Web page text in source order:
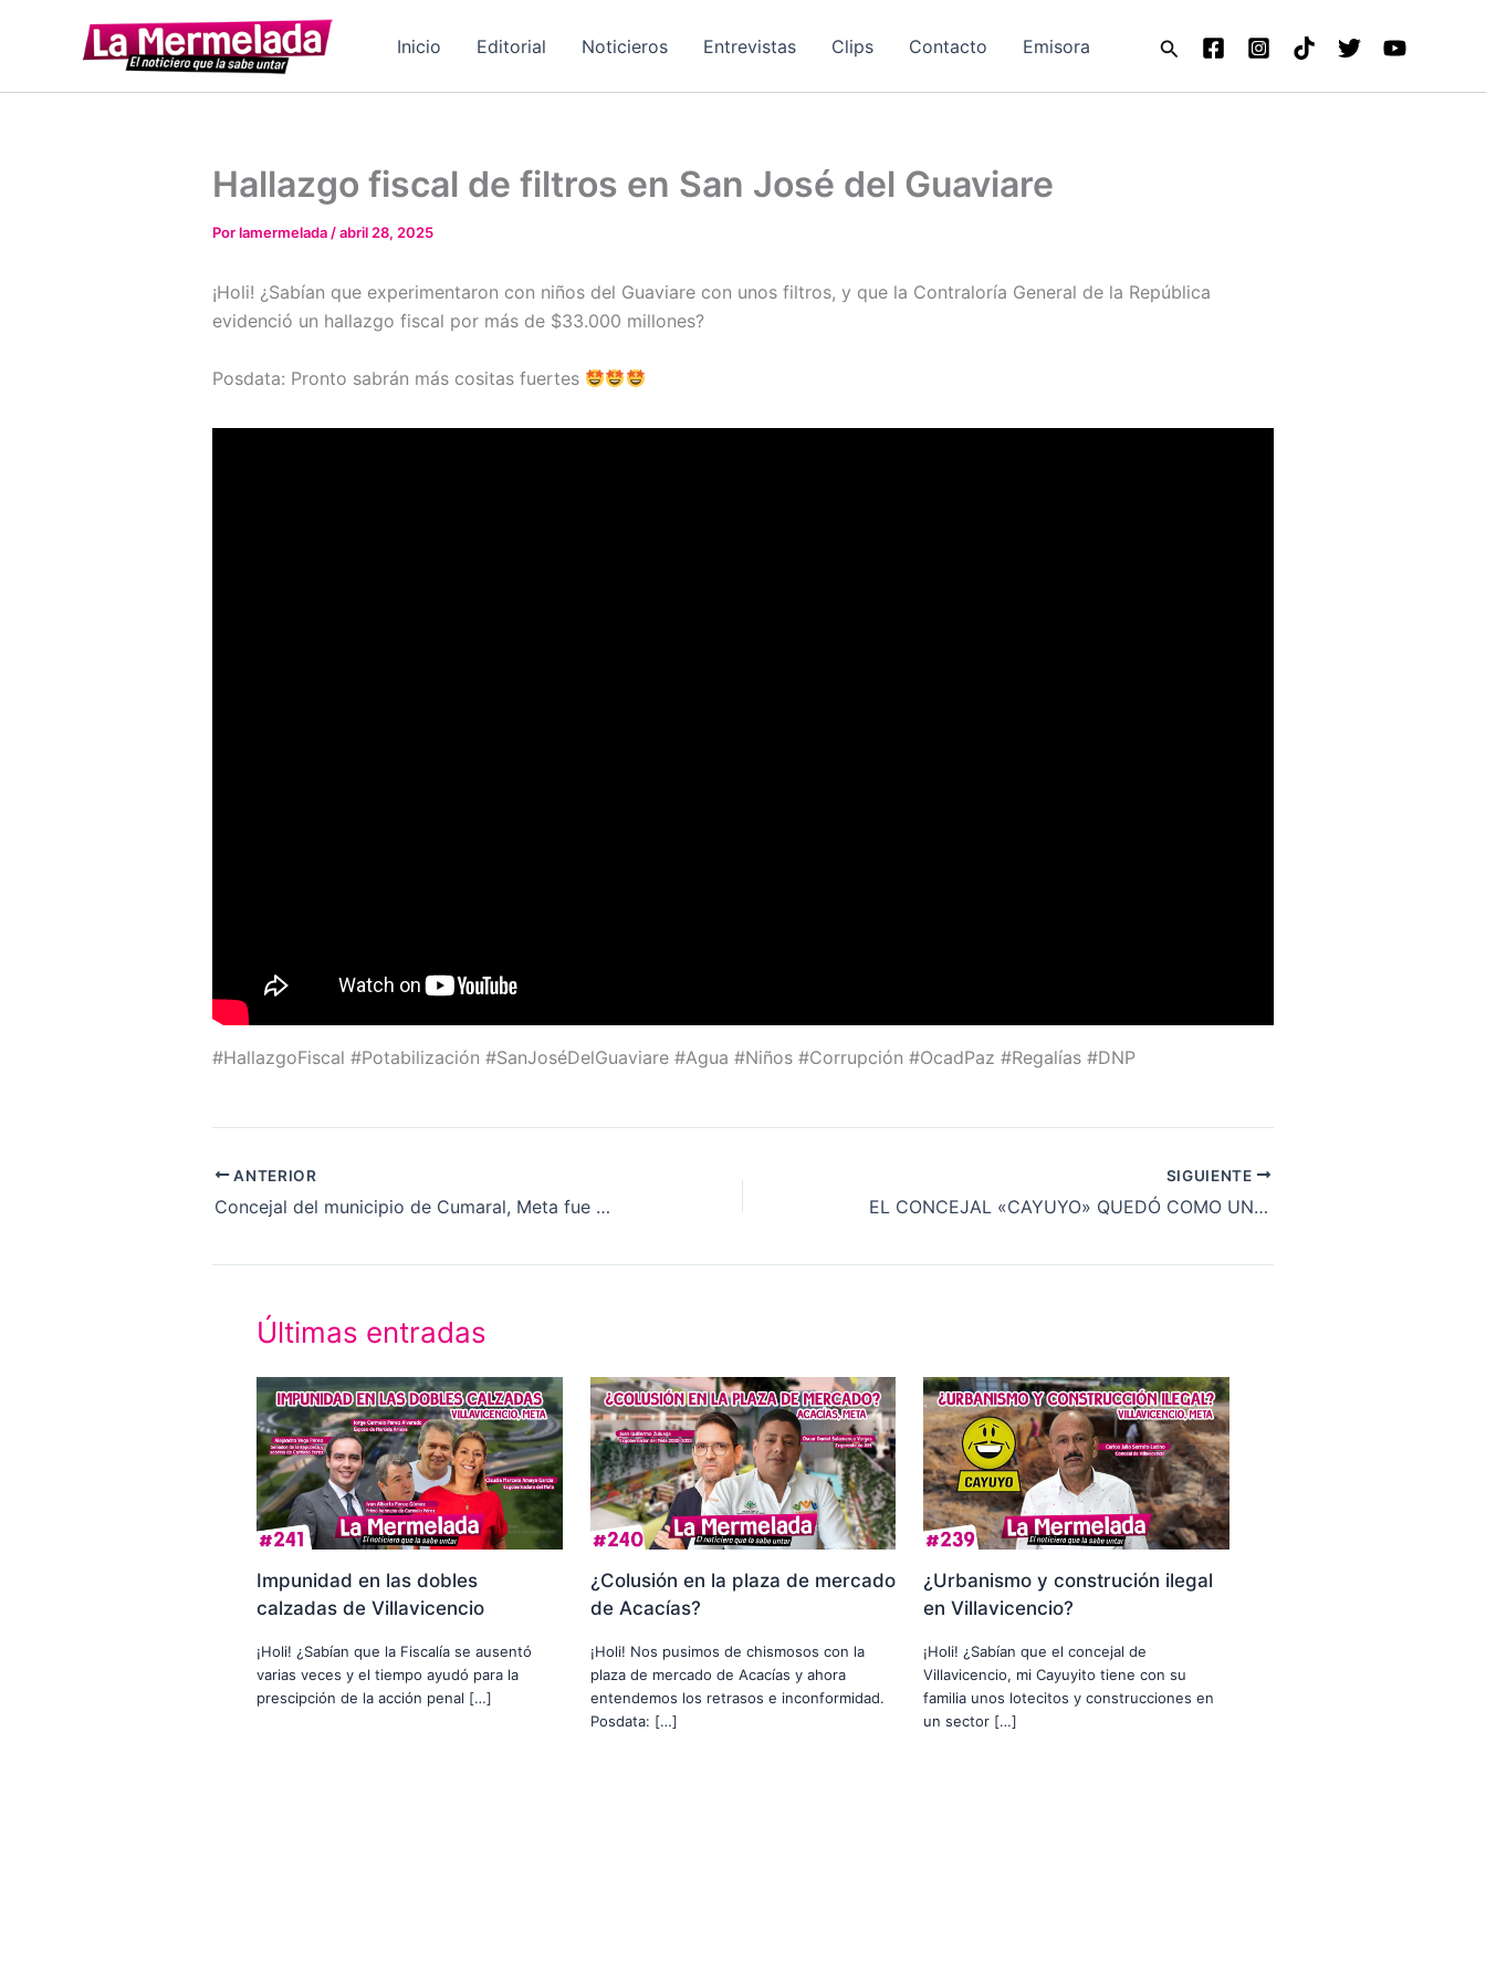
Inicio Editorial Noticieros Entrevistas Clips Contacto Emisora Buscar
Hallazgo fiscal de filtros en San José del Guaviare
Porlamermelada/abril 28, 2025
¡Holi! ¿Sabían que experimentaron con niños del Guaviare con unos filtros, y que la Contraloría General de la República
evidenció un hallazgo fiscal por más de $33.000 millones?
Posdata: Pronto sabrán más cositas fuertes
#HallazgoFiscal #Potabilización #SanJoséDelGuaviare #Agua #Niños #Corrupción #OcadPaz #Regalías #DNP
ANTERIOR
Concejal del municipio de Cumaral, Meta fue amenazado de muerte
SIGUIENTE
EL CONCEJAL «CAYUYO» QUEDÓ COMO UN MENTIROSO ANTE EL GERENTE DE PIEDEMONTE
Últimas entradas
Impunidad en las dobles
calzadas de Villavicencio
¡Holi! ¿Sabían que la Fiscalía se ausentó
varias veces y el tiempo ayudó para la
prescipción de la acción penal […]
¿Colusión en la plaza de mercado
de Acacías?
¡Holi! Nos pusimos de chismosos con la
plaza de mercado de Acacías y ahora
entendemos los retrasos e inconformidad.
Posdata: […]
¿Urbanismo y construción ilegal
en Villavicencio?
¡Holi! ¿Sabían que el concejal de
Villavicencio, mi Cayuyito tiene con su
familia unos lotecitos y construcciones en
un sector […]